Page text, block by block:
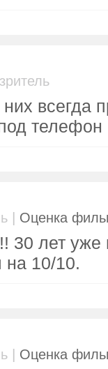
них всегда
| Оценка
лет уже
на 10/10.
| Оценка